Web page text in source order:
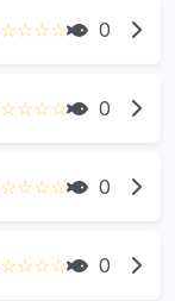
☆☆☆☆ 0
☆☆☆☆ 0
☆☆☆☆ 0
☆☆☆☆ 0